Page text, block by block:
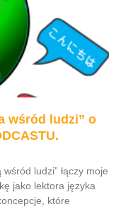
wśród ludzi” o
ludzi” łączy moje
jako lektora języka
które